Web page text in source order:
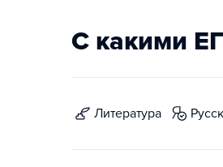
С какими
литература